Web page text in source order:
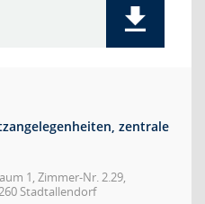
zentrale
1, Zimmer-Nr. 2.29,
Stadtallendorf